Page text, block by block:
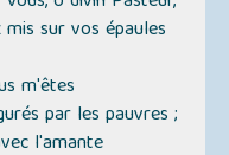
sur vos épaules
m'êtes
par les pauvres ;
l'amante